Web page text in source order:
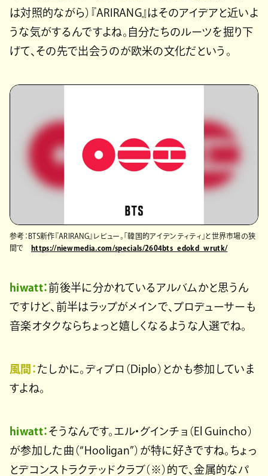
は対照的ながら）『ARIRANG』はそのアイデアと近いよ
うな気がするんですよね。自分たちのルーツを掘り下
げて、その先で出会うのが欧米の文化だという。
参考：BTS新作『ARIRANG』レビュー。「韓国的アイデンティティ」と世界市場の狭
間で
https://niewmedia.com/specials/2604bts_edokd_wrutk/
hiwatt：前後半に分かれているアルバムかと思うん
ですけど、前半はラップがメインで、プロデューサーも
音楽オタクならちょっと嬉しくなるような人選でね。
風間： たしかに。ディプロ（Diplo）とかも参加していま
すよね。
hiwatt： そうなんです。エル・グインチョ（El Guincho）
が参加した曲（“Hooligan”）が特に好きですね。ちょっ
とデコンストラクテッドクラブ（※）的で、金属的なパ